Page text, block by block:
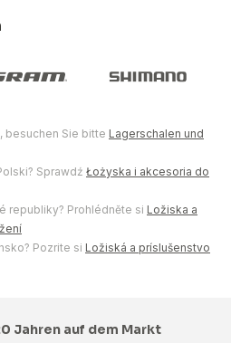
besuchen Sie bitte Lagerschalen und
Sprawdź Łożyska i akcesoria do
republiky? Prohlédněte si Ložiska a
Pozrite si Ložiská a príslušenstvo
Jahren auf dem Markt